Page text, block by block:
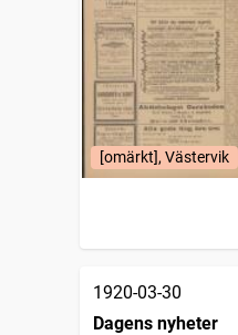
[omärkt], Västervik
1920-03-30
Dagens nyheter